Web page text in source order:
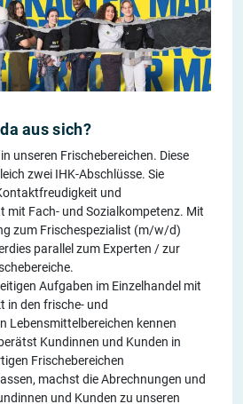
aus sich?
unseren Frischebereichen. Diese
zwei IHK-Abschlüsse. Sie
und
mit Fach- und Sozialkompetenz. Mit
zum Frischespezialist (m/w/d)
parallel zum Experten / zur
Aufgaben im Einzelhandel mit
in den frische- und
Lebensmittelbereichen kennen
Kundinnen und Kunden in
Frischebereichen
machst die Abrechnungen und
und Kunden zu unseren